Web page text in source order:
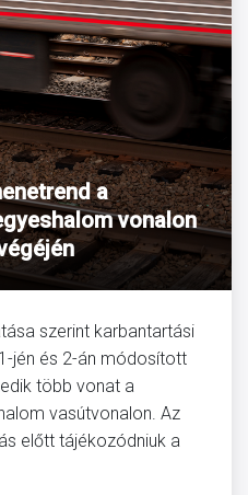
a
vonalon
szerint karbantartási
jén és 2-án módosított
több vonat a
vasútvonalon. Az
előtt tájékozódniuk a